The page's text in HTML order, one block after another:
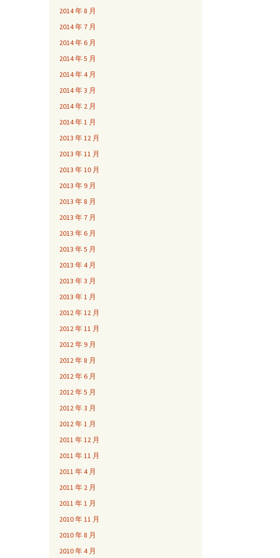
2014 年 8 月
2014 年 7 月
2014 年 6 月
2014 年 5 月
2014 年 4 月
2014 年 3 月
2014 年 2 月
2014 年 1 月
2013 年 12 月
2013 年 11 月
2013 年 10 月
2013 年 9 月
2013 年 8 月
2013 年 7 月
2013 年 6 月
2013 年 5 月
2013 年 4 月
2013 年 3 月
2013 年 1 月
2012 年 12 月
2012 年 11 月
2012 年 9 月
2012 年 8 月
2012 年 6 月
2012 年 5 月
2012 年 3 月
2012 年 1 月
2011 年 12 月
2011 年 11 月
2011 年 4 月
2011 年 2 月
2011 年 1 月
2010 年 11 月
2010 年 8 月
2010 年 4 月